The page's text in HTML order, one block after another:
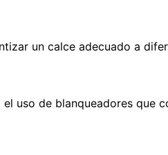
un calce adecuado a
uso de blanqueadores que